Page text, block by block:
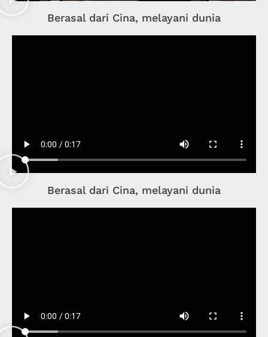
Berasal dari Cina, melayani dunia
Berasal dari Cina, melayani dunia